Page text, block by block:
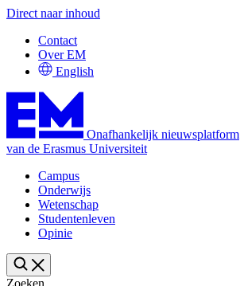
Direct naar inhoud
Contact
Over EM
English
Onafhankelijk nieuwsplatform
van de Erasmus Universiteit
Campus
Onderwijs
Wetenschap
Studentenleven
Opinie
Zoeken